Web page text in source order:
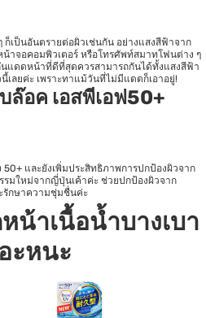
เป็นอันตรายต่อผิวเช่นกัน อย่างแสงสีฟ้าจาก
าจอคอมพิวเตอร์ หรือโทรศัพท์สมาทโฟนต่าง ๆ
แดดหน้าที่ดีที่สุดควรสามารถกันได้ทั้งแสงสีฟ้า
ลยค่ะ เพราะทาแม้วันที่ไม่มีแดดก็เอาอยู่!
ล๊อค เอสพีเอฟ50+
และยังเพิ่มประสิทธิภาพการปกป้องผิวจาก
มใหม่จากญี่ปุ่นเค้าค่ะ ช่วยปกป้องผิวจาก
รักษาความชุ่มชื่นค่ะ
น้าเนื้อน้ำบางเบา
ะหนะ